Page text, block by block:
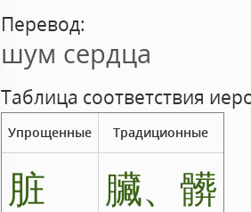
Перевод:
шум сердца
Таблица соответствия
Упрощенные Традиционные
脏 臟、髒